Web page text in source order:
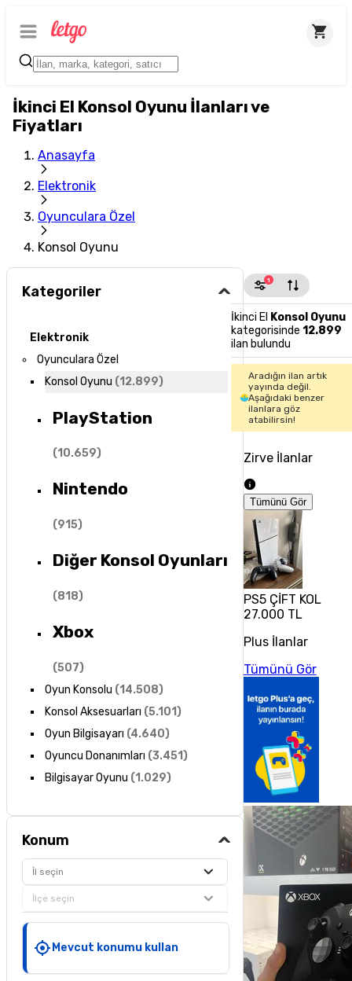
İkinci El Konsol Oyunu İlanları ve
Fiyatları
Anasayfa
Elektronik
Oyunculara Özel
Konsol Oyunu
Kategoriler
Elektronik
Oyunculara Özel
Konsol Oyunu (12.899)
PlayStation
(10.659)
Nintendo
(915)
Diğer Konsol Oyunları
(818)
Xbox
(507)
Oyun Konsolu (14.508)
Konsol Aksesuarları (5.101)
Oyun Bilgisayarı (4.640)
Oyuncu Donanımları (3.451)
Bilgisayar Oyunu (1.029)
Konum
İl seçin
İlçe seçin
Mevcut konumu kullan
1
İkinci El Konsol Oyunu
kategorisinde 12.899
ilan bulundu
Aradığın ilan artık
yayında değil.
Aşağıdaki benzer
ilanlara göz
atabilirsin!
Zirve İlanlar
Tümünü Gör
PS5 ÇİFT KOL
27.000 TL
Plus İlanlar
Tümünü Gör